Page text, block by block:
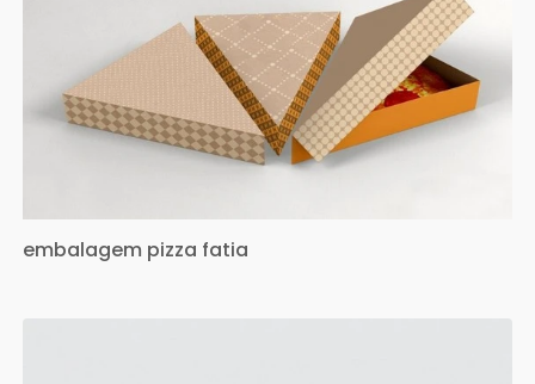
embalagem pizza fatia